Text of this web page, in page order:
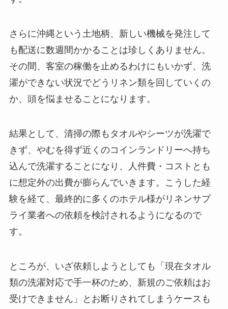
さらに沖縄という土地柄、新しい機械を発注して
も配送に数週間かかることは珍しくありません。
その間、客室の稼働を止めるわけにもいかず、洗
濯ができない状況でどうリネン類を回していくの
か、頭を悩ませることになります。
結果として、清掃の際もタオルやシーツが洗濯で
きず、やむを得ず近くのコインランドリーへ持ち
込んで洗濯することになり、人件費・コストとも
に想定外の出費が膨らんでいきます。こうした経
験を経て、最終的に多くのホテル様がリネンサプ
ライ業者への依頼を検討されるようになるので
す。
ところが、いざ依頼しようとしても「現在タオル
類の洗濯対応で手一杯のため、新規のご依頼はお
受けできません」とお断りされてしまうケースも